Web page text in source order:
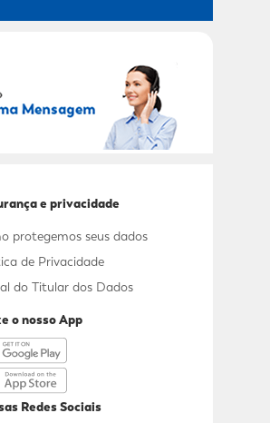
EXCLUSIVAS!
e privacidade
protegemos seus dados
de Privacidade
do Titular dos Dados
o nosso App
Redes Sociais